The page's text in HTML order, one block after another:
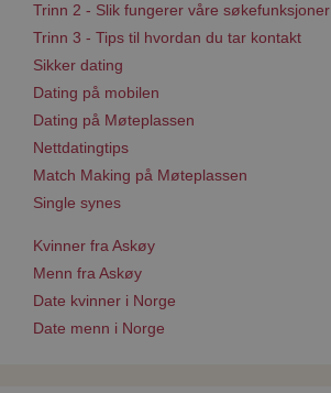
Trinn 2 - Slik fungerer våre søkefunksjoner
Trinn 3 - Tips til hvordan du tar kontakt
Sikker dating
Dating på mobilen
Dating på Møteplassen
Nettdatingtips
Match Making på Møteplassen
Single synes
Kvinner fra Askøy
Menn fra Askøy
Date kvinner i Norge
Date menn i Norge